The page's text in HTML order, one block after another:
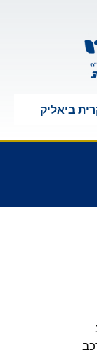
ביאליק